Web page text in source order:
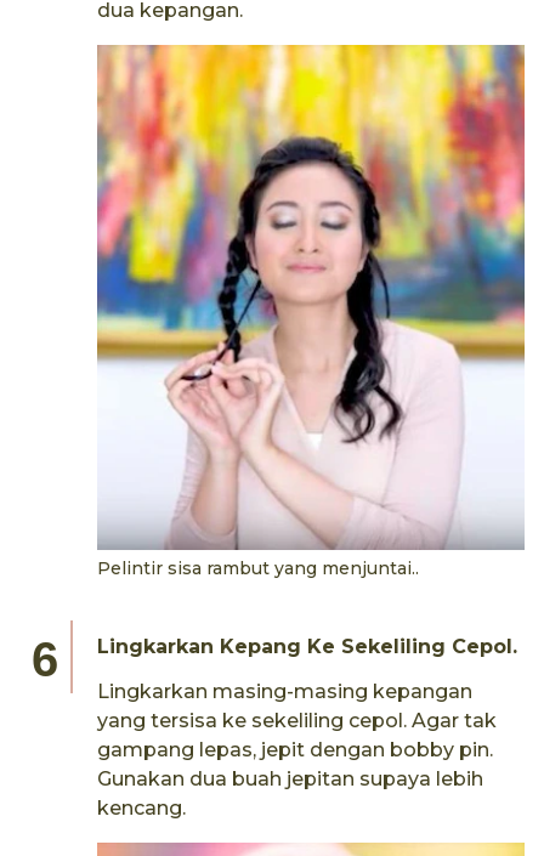
dua kepangan.
Pelintir sisa rambut yang menjuntai..
Lingkarkan Kepang Ke Sekeliling Cepol.
Lingkarkan masing-masing kepangan
yang tersisa ke sekeliling cepol. Agar tak
gampang lepas, jepit dengan bobby pin.
Gunakan dua buah jepitan supaya lebih
kencang.